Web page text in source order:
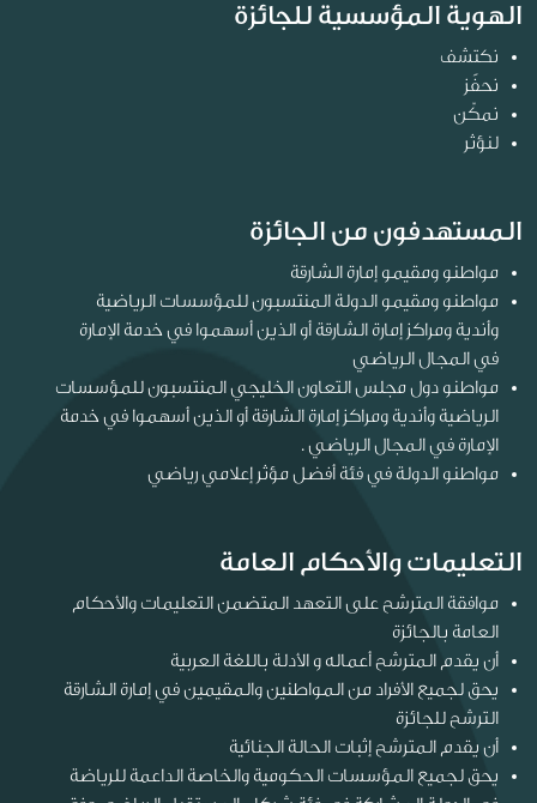
الهوية المؤسسية للجائزة
نكتشف
نحفًز
نمكّن
لنؤثر
المستهدفون من الجائزة
مواطنو ومقيمو إمارة الشارقة
مواطنو ومقيمو الدولة المنتسبون للمؤسسات الرياضية
وأندية ومراكز إمارة الشارقة أو الذين أسهموا في خدمة الإمارة
في المجال الرياضي
مواطنو دول مجلس التعاون الخليجي المنتسبون للمؤسسات
الرياضية وأندية ومراكز إمارة الشارقة أو الذين أسهموا في خدمة
الإمارة في المجال الرياضي .
مواطنو الدولة في فئة أفضل مؤثر إعلامي رياضي
التعليمات والأحكام العامة
موافقة المترشح على التعهد المتضمن التعليمات والأحكام
العامة بالجائزة
أن يقدم المترشح أعماله و الأدلة باللغة العربية
يحق لجميع الأفراد من المواطنين والمقيمين في إمارة الشارقة
الترشح للجائزة
أن يقدم المترشح إثبات الحالة الجنائية
يحق لجميع المؤسسات الحكومية والخاصة الداعمة للرياضة